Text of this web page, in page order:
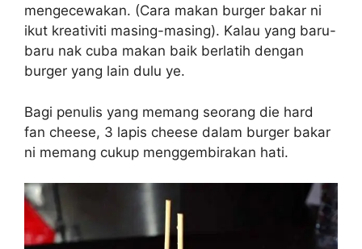
mengecewakan. (Cara makan burger bakar ni
ikut kreativiti masing-masing). Kalau yang baru-
baru nak cuba makan baik berlatih dengan
burger yang lain dulu ye.
Bagi penulis yang memang seorang die hard
fan cheese, 3 lapis cheese dalam burger bakar
ni memang cukup menggembirakan hati.